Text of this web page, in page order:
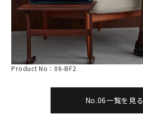
Product No：06-BF2
No.06一覧を見る